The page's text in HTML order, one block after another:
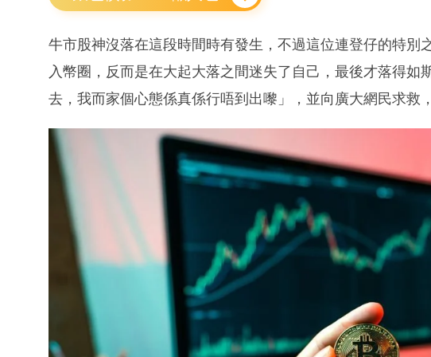
牛市股神沒落在這段時間時有發生，不過這位連登仔的特別
入幣圈，反而是在大起大落之間迷失了自己，最後才落得如
去，我而家個心態係真係行唔到出嚟」，並向廣大網民求救